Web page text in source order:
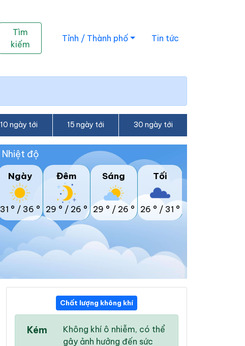
Tìm
kiếm
Tỉnh / Thành phố Tin tức
10 ngày tới 15 ngày tới 30 ngày tới
Nhiệt độ
Ngày
31 ° / 36 °
Đêm
29 ° / 26 °
Sáng
29 ° / 26 °
Tối
26 ° / 31 °
36 °/
36 °
/44 °
Chất lượng không khí
Kém
Không khí ô nhiễm, có thể
gây ảnh hưởng đến sức